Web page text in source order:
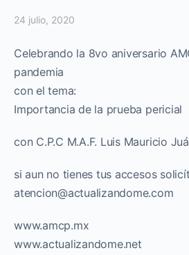
24 julio, 2020
Celebrando la 8vo aniversario
pandemia
con el tema:
Importancia de la prueba pericial
con C.P.C M.A.F. Luis Mauricio
si aun no tienes tus accesos
atencion@actualizandome.com
www.amcp.mx
www.actualizandome.net